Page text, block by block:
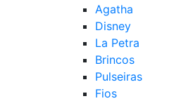
Agatha
Disney
La Petra
Brincos
Pulseiras
Fios